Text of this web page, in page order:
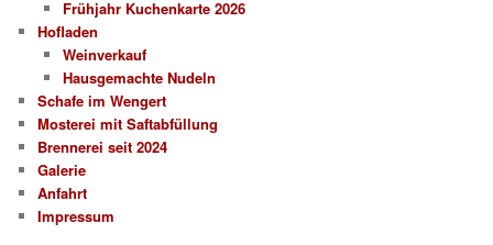
Frühjahr Kuchenkarte 2026
Hofladen
Weinverkauf
Hausgemachte Nudeln
Schafe im Wengert
Mosterei mit Saftabfüllung
Brennerei seit 2024
Galerie
Anfahrt
Impressum